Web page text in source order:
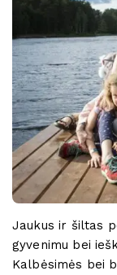
Jaukus ir šiltas
gyvenimu bei
Kalbėsimės bei